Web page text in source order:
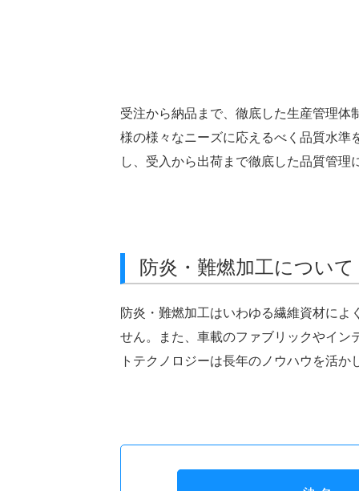
受注から納品まで、徹底した生産管理
様の様々なニーズに応えるべく品質水
し、受入から出荷まで徹底した品質管理
防炎・難燃加工について
防炎・難燃加工はいわゆる繊維資材に
せん。また、車載のファブリックやイ
トテクノロジーは長年のノウハウを活